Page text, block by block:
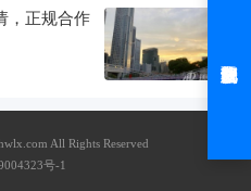
，正规合作
All Rights Reserved
号-1